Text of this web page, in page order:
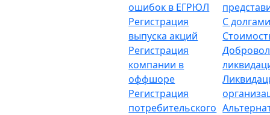
ошибок в ЕГРЮЛ
Регистрация
выпуска акций
Регистрация
компании в
оффшоре
Регистрация
потребительского
С